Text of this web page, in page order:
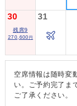
30
残席9
270,600 円
31
空席情報は随時変
い。ご予約完了ま
ご了承ください。